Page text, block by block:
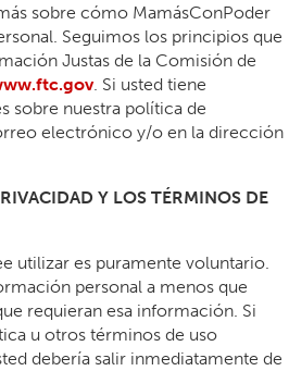
sobre cómo MamásConPoder
Seguimos los principios que
Justas de la Comisión de
. Si usted tiene
sobre nuestra política de
electrónico y/o en la dirección
Y LOS TÉRMINOS DE
utilizar es puramente voluntario.
personal a menos que
requieran esa información. Si
u otros términos de uso
debería salir inmediatamente de